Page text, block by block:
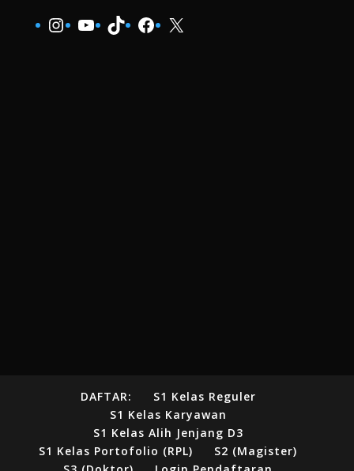
Instagram
YouTube
TikTokFacebook
X
DAFTAR:
S1 Kelas Reguler
S1 Kelas Karyawan
S1 Kelas Alih Jenjang D3
S1 Kelas Portofolio (RPL)
S2 (Magister)